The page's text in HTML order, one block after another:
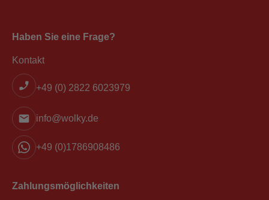
Haben Sie eine Frage?
Kontakt
+49 (0) 2822 6023979
info@wolky.de
+49 (0)1786908486
Zahlungsmöglichkeiten